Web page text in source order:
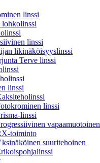
linssi
lohkolinssi
linssi
likinäköisyyslinssi
Terve linssi
linssi
linssi
linssi
vapaamuotoinen
toiminto
suuritehoinen